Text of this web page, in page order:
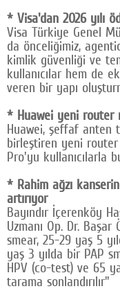
* Visa'dan 2026 yılı
Visa Türkiye Genel
da önceliğimiz,
kimlik güvenliği ve
kullanıcılar hem de
veren bir yapı
* Huawei yeni router
Huawei, şeffaf anten
birleştiren yeni router
Pro'yu kullanıcılarla
* Rahim ağzı
artırıyor
Bayındır İçerenköy
Uzmanı Op. Dr.
smear, 25-29 yaş 5
yaş 3 yılda bir PAP
HPV (co-test) ve 65
tarama sonlandırılır"